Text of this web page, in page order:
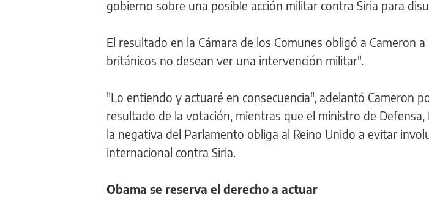
gobierno sobre una posible acción militar contra Siria para
El resultado en la Cámara de los Comunes obligó a Cameron
británicos no desean ver una intervención militar".
"Lo entiendo y actuaré en consecuencia", adelantó Cameron
resultado de la votación, mientras que el ministro de
la negativa del Parlamento obliga al Reino Unido a evitar
internacional contra Siria.
Obama se reserva el derecho a actuar